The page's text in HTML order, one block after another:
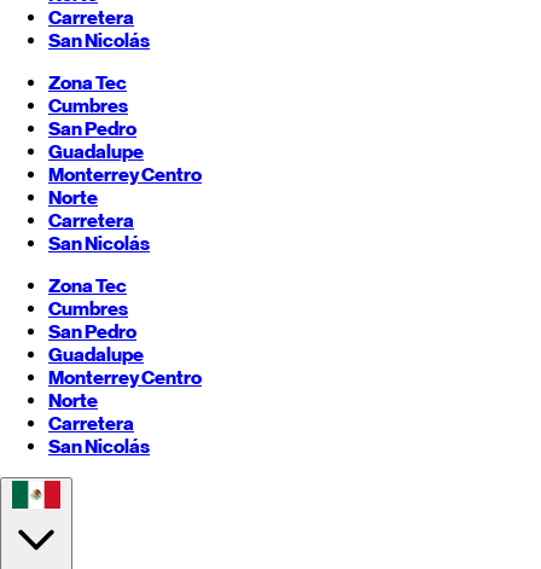
Carretera
San Nicolás
Zona Tec
Cumbres
San Pedro
Guadalupe
MonterreyCentro
Norte
Carretera
San Nicolás
Zona Tec
Cumbres
San Pedro
Guadalupe
MonterreyCentro
Norte
Carretera
San Nicolás